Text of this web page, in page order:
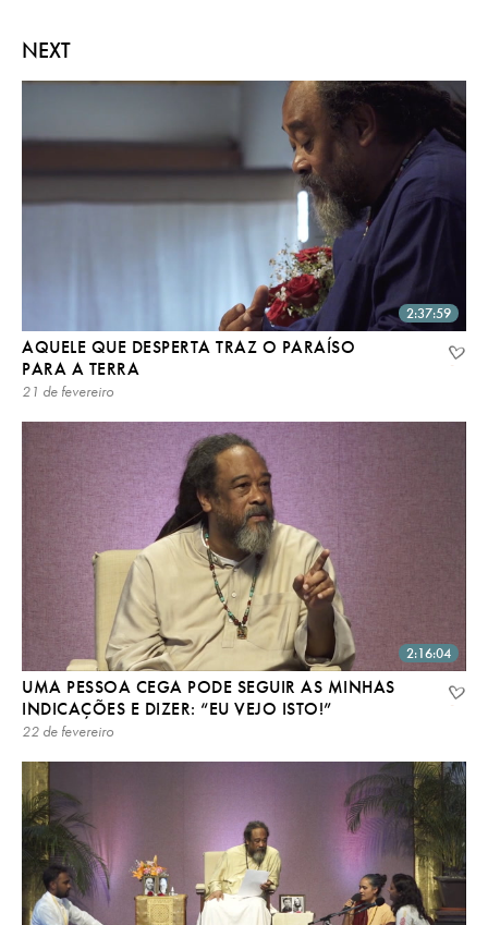
NEXT
2:37:59
AQUELE QUE DESPERTA TRAZ O PARAÍSO
PARA A TERRA
21 de fevereiro
2:16:04
UMA PESSOA CEGA PODE SEGUIR AS MINHAS
INDICAÇÕES E DIZER: “EU VEJO ISTO!”
22 de fevereiro